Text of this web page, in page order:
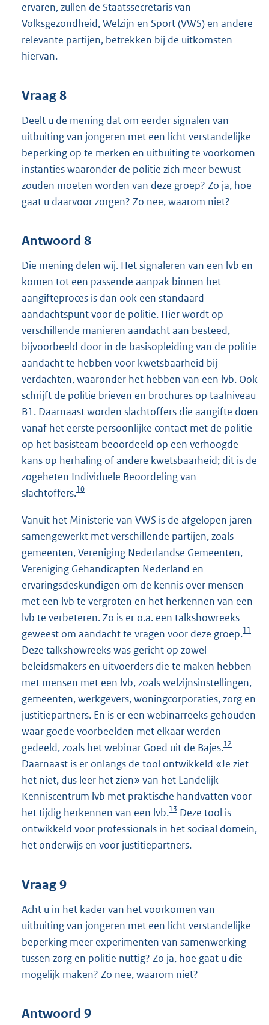
ervaren, zullen de Staatssecretaris van
Volksgezondheid, Welzijn en Sport (VWS) en andere
relevante partijen, betrekken bij de uitkomsten
hiervan.
Vraag 8
Deelt u de mening dat om eerder signalen van
uitbuiting van jongeren met een licht verstandelijke
beperking op te merken en uitbuiting te voorkomen
instanties waaronder de politie zich meer bewust
zouden moeten worden van deze groep? Zo ja, hoe
gaat u daarvoor zorgen? Zo nee, waarom niet?
Antwoord 8
Die mening delen wij. Het signaleren van een lvb en
komen tot een passende aanpak binnen het
aangifteproces is dan ook een standaard
aandachtspunt voor de politie. Hier wordt op
verschillende manieren aandacht aan besteed,
bijvoorbeeld door in de basisopleiding van de politie
aandacht te hebben voor kwetsbaarheid bij
verdachten, waaronder het hebben van een lvb. Ook
schrijft de politie brieven en brochures op taalniveau
B1. Daarnaast worden slachtoffers die aangifte doen
vanaf het eerste persoonlijke contact met de politie
op het basisteam beoordeeld op een verhoogde
kans op herhaling of andere kwetsbaarheid; dit is de
zogeheten Individuele Beoordeling van
slachtoffers.10
Vanuit het Ministerie van VWS is de afgelopen jaren
samengewerkt met verschillende partijen, zoals
gemeenten, Vereniging Nederlandse Gemeenten,
Vereniging Gehandicapten Nederland en
ervaringsdeskundigen om de kennis over mensen
met een lvb te vergroten en het herkennen van een
lvb te verbeteren. Zo is er o.a. een talkshowreeks
geweest om aandacht te vragen voor deze groep.11
Deze talkshowreeks was gericht op zowel
beleidsmakers en uitvoerders die te maken hebben
met mensen met een lvb, zoals welzijnsinstellingen,
gemeenten, werkgevers, woningcorporaties, zorg en
justitiepartners. En is er een webinarreeks gehouden
waar goede voorbeelden met elkaar werden
gedeeld, zoals het webinar Goed uit de Bajes.12
Daarnaast is er onlangs de tool ontwikkeld «Je ziet
het niet, dus leer het zien» van het Landelijk
Kenniscentrum lvb met praktische handvatten voor
het tijdig herkennen van een lvb.13 Deze tool is
ontwikkeld voor professionals in het sociaal domein,
het onderwijs en voor justitiepartners.
Vraag 9
Acht u in het kader van het voorkomen van
uitbuiting van jongeren met een licht verstandelijke
beperking meer experimenten van samenwerking
tussen zorg en politie nuttig? Zo ja, hoe gaat u die
mogelijk maken? Zo nee, waarom niet?
Antwoord 9